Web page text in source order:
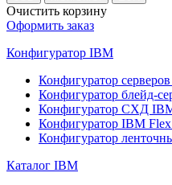
Очистить корзину
Оформить заказ
Конфигуратор IBM
Конфигуратор
Конфигуратор блейд-
Конфигуратор СХД
Конфигуратор IBM Flex
Конфигуратор
Каталог IBM